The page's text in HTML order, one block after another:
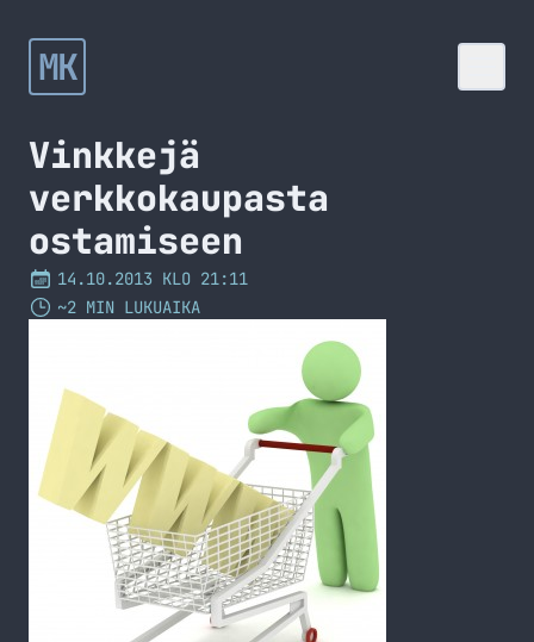
MK
Vinkkejä
verkkokaupasta
ostamiseen
14.10.2013 KLO 21:11
~2 MIN LUKUAIKA